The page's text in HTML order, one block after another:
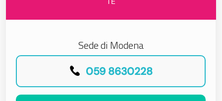
Sede di Modena
059 8630228